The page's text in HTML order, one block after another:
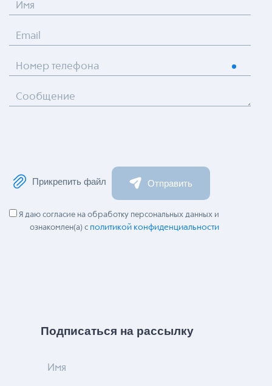
Имя
Email
Номер телефона
Сообщение
Прикрепить файл Отправить
Я даю согласие на обработку персональных данных и
ознакомлен(а) с политикой конфиденциальности
Подписаться на рассылку
Имя